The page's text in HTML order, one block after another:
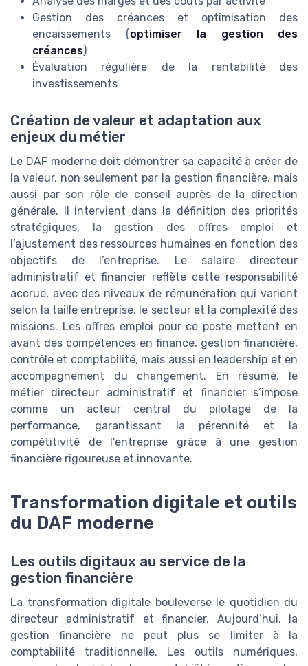
Gestion des créances et optimisation des
encaissements (optimiser la gestion des
créances)
Évaluation régulière de la rentabilité des
investissements
Création de valeur et adaptation aux
enjeux du métier
Le DAF moderne doit démontrer sa capacité à créer de
la valeur, non seulement par la gestion financière, mais
aussi par son rôle de conseil auprès de la direction
générale. Il intervient dans la définition des priorités
stratégiques, la gestion des offres emploi et
l’ajustement des ressources humaines en fonction des
objectifs de l’entreprise. Le salaire directeur
administratif et financier reflète cette responsabilité
accrue, avec des niveaux de rémunération qui varient
selon la taille entreprise, le secteur et la complexité des
missions. Les offres emploi pour ce poste mettent en
avant des compétences en finance, gestion financière,
contrôle et comptabilité, mais aussi en leadership et en
accompagnement du changement. En résumé, le
métier directeur administratif et financier s’impose
comme un acteur central du pilotage de la
performance, garantissant la pérennité et la
compétitivité de l’entreprise grâce à une gestion
financière rigoureuse et innovante.
Transformation digitale et outils
du DAF moderne
Les outils digitaux au service de la
gestion financière
La transformation digitale bouleverse le quotidien du
directeur administratif et financier. Aujourd’hui, la
gestion financière ne peut plus se limiter à la
comptabilité traditionnelle. Les outils numériques,